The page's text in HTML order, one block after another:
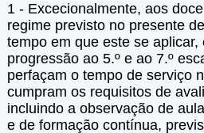
1 - Excecionalmente, aos
regime previsto no presente
tempo em que este se aplicar,
progressão ao 5.º e ao 7.º
perfaçam o tempo de serviço
cumpram os requisitos de
incluindo a observação de
e de formação contínua,